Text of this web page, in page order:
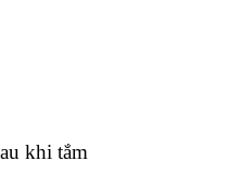
khi tắm